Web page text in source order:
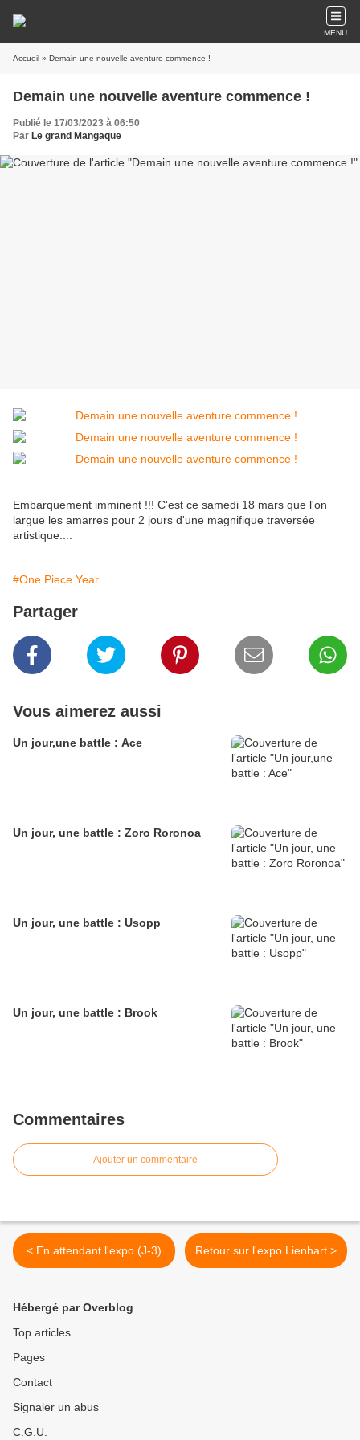
MENU
Accueil » Demain une nouvelle aventure commence !
Demain une nouvelle aventure commence !
Publié le 17/03/2023 à 06:50
Par Le grand Mangaque
Embarquement imminent !!! C'est ce samedi 18 mars que l'on
largue les amarres pour 2 jours d'une magnifique traversée
artistique....
#One Piece Year
Partager
Vous aimerez aussi
Un jour,une battle : Ace
Un jour, une battle : Zoro Roronoa
Un jour, une battle : Usopp
Un jour, une battle : Brook
Commentaires
Ajouter un commentaire
< En attendant l'expo (J-3) Retour sur l'expo Lienhart >
Hébergé par Overblog
Top articles
Pages
Contact
Signaler un abus
C.G.U.